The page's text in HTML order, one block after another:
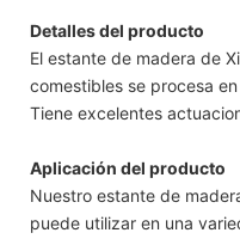
Detalles del producto
El estante de madera de
comestibles se procesa
Tiene excelentes
Aplicación del producto
Nuestro estante de
puede utilizar en una